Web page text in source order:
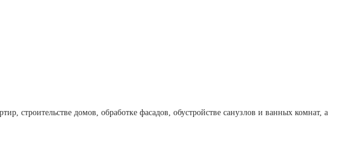
строительстве домов, обработке фасадов, обустройстве санузлов и ванных комнат, а